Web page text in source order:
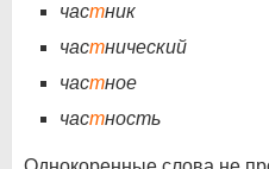
частник
частнический
частное
частность